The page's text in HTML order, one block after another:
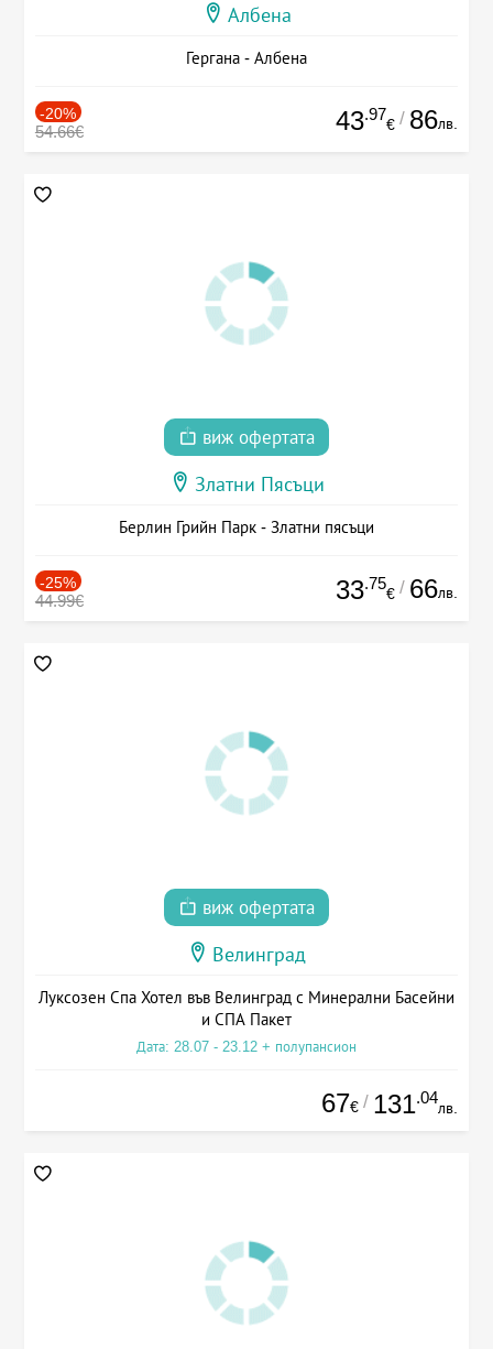
Албена
Гергана - Албена
-20%
54.66€ 43.97
€ / 86лв.
виж офертата
Златни Пясъци
Берлин Грийн Парк - Златни пясъци
-25%
44.99€ 33.75
€ / 66лв.
виж офертата
Велинград
Луксозен Спа Хотел във Велинград с Минерални Басейни
и СПА Пакет
Дата: 28.07 - 23.12 + полупансион
67€ / 131.04
лв.